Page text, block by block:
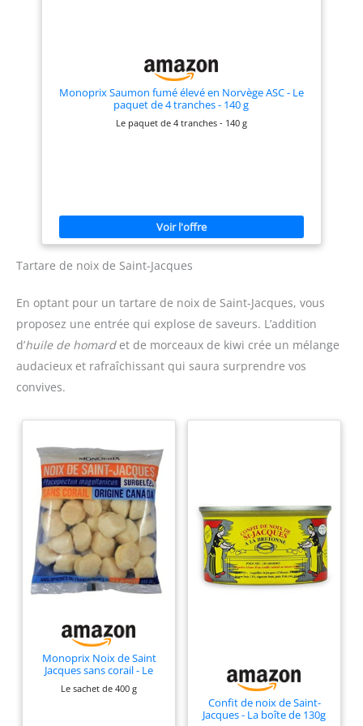
Monoprix Saumon fumé élevé en Norvège ASC - Le
paquet de 4 tranches - 140 g
Le paquet de 4 tranches - 140 g
Tartare de noix de Saint-Jacques
En optant pour un tartare de noix de Saint-Jacques, vous
proposez une entrée qui explose de saveurs. L’addition
d’huile de homardet de morceaux de kiwi crée un mélange
audacieux et rafraîchissant qui saura surprendre vos
convives.
Monoprix Noix de Saint
Jacques sans corail - Le
Le sachet de 400 g
Confit de noix de Saint-
Jacques - La boîte de 130g